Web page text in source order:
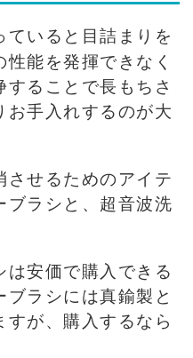
ていると目詰まりを
能を発揮できなく
ることで長もちさ
手入れするのが大
せるためのアイテ
ブラシと、超音波洗
安価で購入できる
ラシには真鍮製と
が、購入するなら